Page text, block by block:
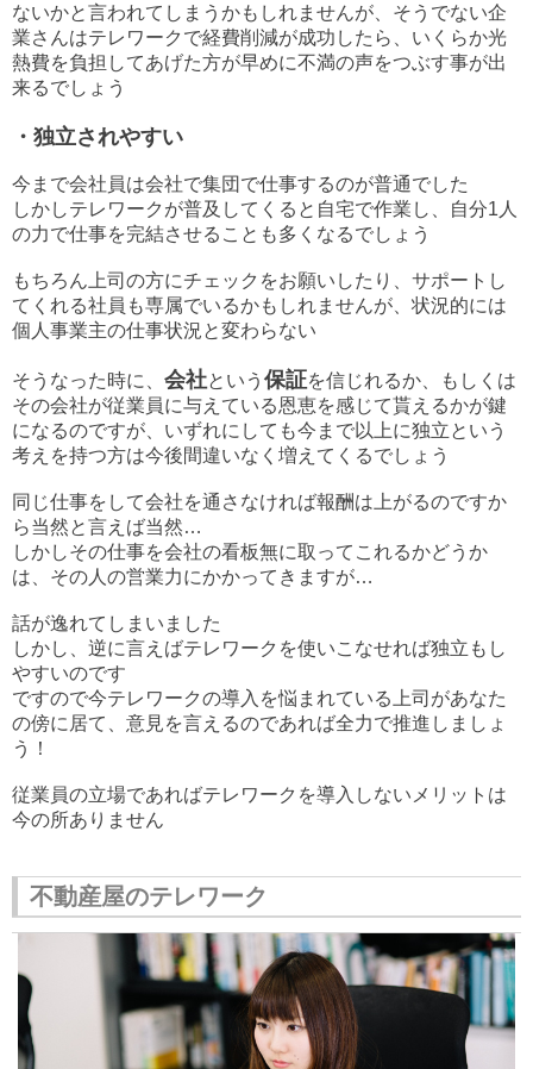
ないかと言われてしまうかもしれませんが、そうでない企
業さんはテレワークで経費削減が成功したら、いくらか光
熱費を負担してあげた方が早めに不満の声をつぶす事が出
来るでしょう
・独立されやすい
今まで会社員は会社で集団で仕事するのが普通でした
しかしテレワークが普及してくると自宅で作業し、自分1人
の力で仕事を完結させることも多くなるでしょう
もちろん上司の方にチェックをお願いしたり、サポートし
てくれる社員も専属でいるかもしれませんが、状況的には
個人事業主の仕事状況と変わらない
そうなった時に、 会社という 保証を信じれるか、もしくは
その会社が従業員に与えている恩恵を感じて貰えるかが鍵
になるのですが、いずれにしても今まで以上に独立という
考えを持つ方は今後間違いなく増えてくるでしょう
同じ仕事をして会社を通さなければ報酬は上がるのですか
ら当然と言えば当然…
しかしその仕事を会社の看板無に取ってこれるかどうか
は、その人の営業力にかかってきますが…
話が逸れてしまいました
しかし、逆に言えばテレワークを使いこなせれば独立もし
やすいのです
ですので今テレワークの導入を悩まれている上司があなた
の傍に居て、意見を言えるのであれば全力で推進しましょ
う！
従業員の立場であればテレワークを導入しないメリットは
今の所ありません
不動産屋のテレワーク